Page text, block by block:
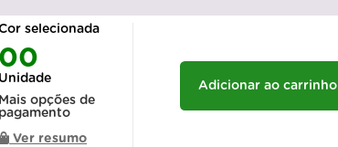
selecionada
00
Unidade
Mais opções de
pagamento
Ver resumo
Adicionar ao carrinho